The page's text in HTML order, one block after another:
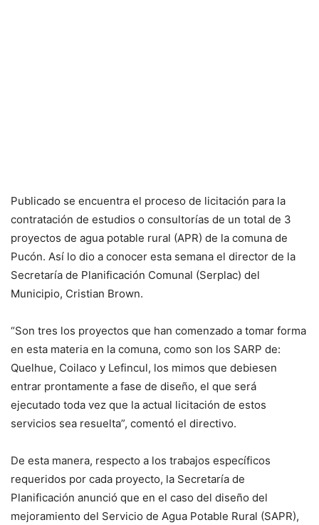
Publicado se encuentra el proceso de licitación para la
contratación de estudios o consultorías de un total de 3
proyectos de agua potable rural (APR) de la comuna de
Pucón. Así lo dio a conocer esta semana el director de la
Secretaría de Planificación Comunal (Serplac) del
Municipio, Cristian Brown.
“Son tres los proyectos que han comenzado a tomar forma
en esta materia en la comuna, como son los SARP de:
Quelhue, Coilaco y Lefincul, los mimos que debiesen
entrar prontamente a fase de diseño, el que será
ejecutado toda vez que la actual licitación de estos
servicios sea resuelta”, comentó el directivo.
De esta manera, respecto a los trabajos específicos
requeridos por cada proyecto, la Secretaría de
Planificación anunció que en el caso del diseño del
mejoramiento del Servicio de Agua Potable Rural (SAPR),